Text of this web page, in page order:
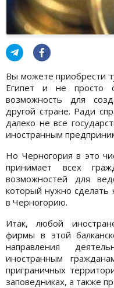
Вы можете приобрести
Египет и не просто
возможность для
другой стране. Ради
далеко не все
иностранным
Но Черногория в это
принимает всех
возможностей для
который нужно сделать
в Черногорию.
Итак, любой
фирмы в этой
направления
иностранным
приграничных
заповедниках, а также